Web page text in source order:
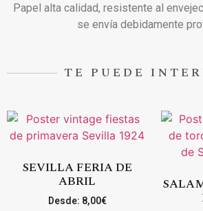
Papel alta calidad, resistente al
se envía debidamente
TE PUEDE
SEVILLA FERIA DE
ABRIL
Desde: 8,00€